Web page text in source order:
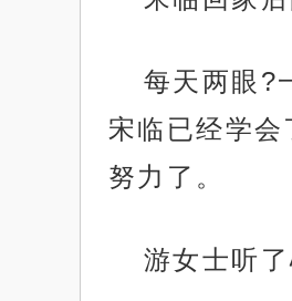
每天两眼?
宋临已经学
努力了。
游女士听